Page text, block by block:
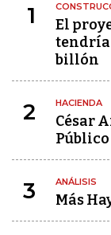
1
El
tendría
billón
2 HACIENDA
César
3 ANÁLISIS
Más